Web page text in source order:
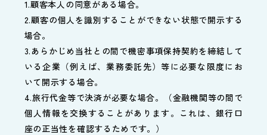
1.顧客本人の同意がある場合。
2.顧客の個人を識別することができない状態で開示する
場合。
3.あらかじめ当社との間で機密事項保持契約を締結して
いる企業（例えば、業務委託先）等に必要な限度にお
いて開示する場合。
4.旅行代金等で決済が必要な場合。（金融機関等の間で
個人情報を交換することがあります。これは、銀行口
座の正当性を確認するためです。）